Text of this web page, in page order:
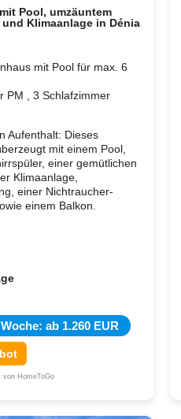
Pool, umzäuntem
Klimaanlage in Dénia
mit Pool für max. 6
PM , 3 Schlafzimmer
Aufenthalt: Dieses
mit einem Pool,
einer gemütlichen
Klimaanlage,
einer Nichtraucher-
einem Balkon.
ab 1.260 EUR
von HomeToGo